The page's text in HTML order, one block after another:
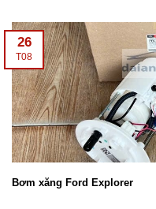
26
T08
Bơm xăng Ford Explorer